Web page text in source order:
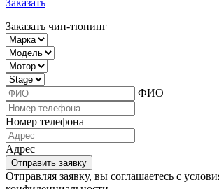
Заказать чип-тюнинг
ФИО
Номер телефона
Адрес
Отправить заявку
Отправляя заявку, вы соглашаетесь с